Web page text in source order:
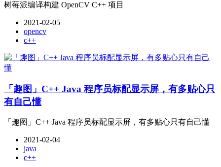
树莓派编译构建 OpenCV C++ 项目
2021-02-05
opencv
c++
「趣图」C++ Java 程序员标配显示屏，有多贴心只
有自己懂
「趣图」C++ Java 程序员标配显示屏，有多贴心只有自己懂
2021-02-04
java
c++